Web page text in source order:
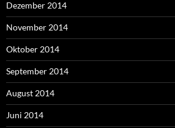
Dezember 2014
November 2014
Oktober 2014
September 2014
August 2014
Juni 2014